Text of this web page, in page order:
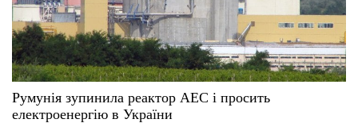
Румунія зупинила реактор АЕС і просить
електроенергію в України